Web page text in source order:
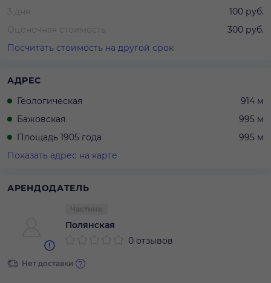
3 дня
100 руб.
Оценочная стоимость
300 руб.
Посчитать стоимость на другой срок
АДРЕС
Геологическая
914 м
Бажовская
995 м
Площадь 1905 года
995 м
Показать адрес на карте
АРЕНДОДАТЕЛЬ
Полянская
0 отзывов
Нет доставки